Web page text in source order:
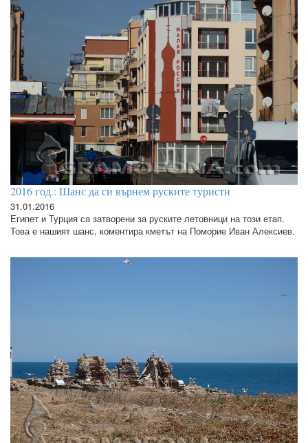
2016 год.: Шанс да си върнем руските туристи
31.01.2016
Египет и Турция са затворени за руските летовници на този етап.
Това е нашият шанс, коментира кметът на Поморие Иван Алексиев.